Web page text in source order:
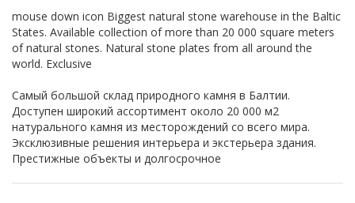
mouse down icon Biggest natural stone warehouse in the Baltic
States. Available collection of more than 20 000 square meters
of natural stones. Natural stone plates from all around the
world. Exclusive
Самый большой склад природного камня в Балтии.
Доступен широкий ассортимент около 20 000 м2
натурального камня из месторождений со всего мира.
Эксклюзивные решения интерьера и экстерьера здания.
Престижные объекты и долгосрочное